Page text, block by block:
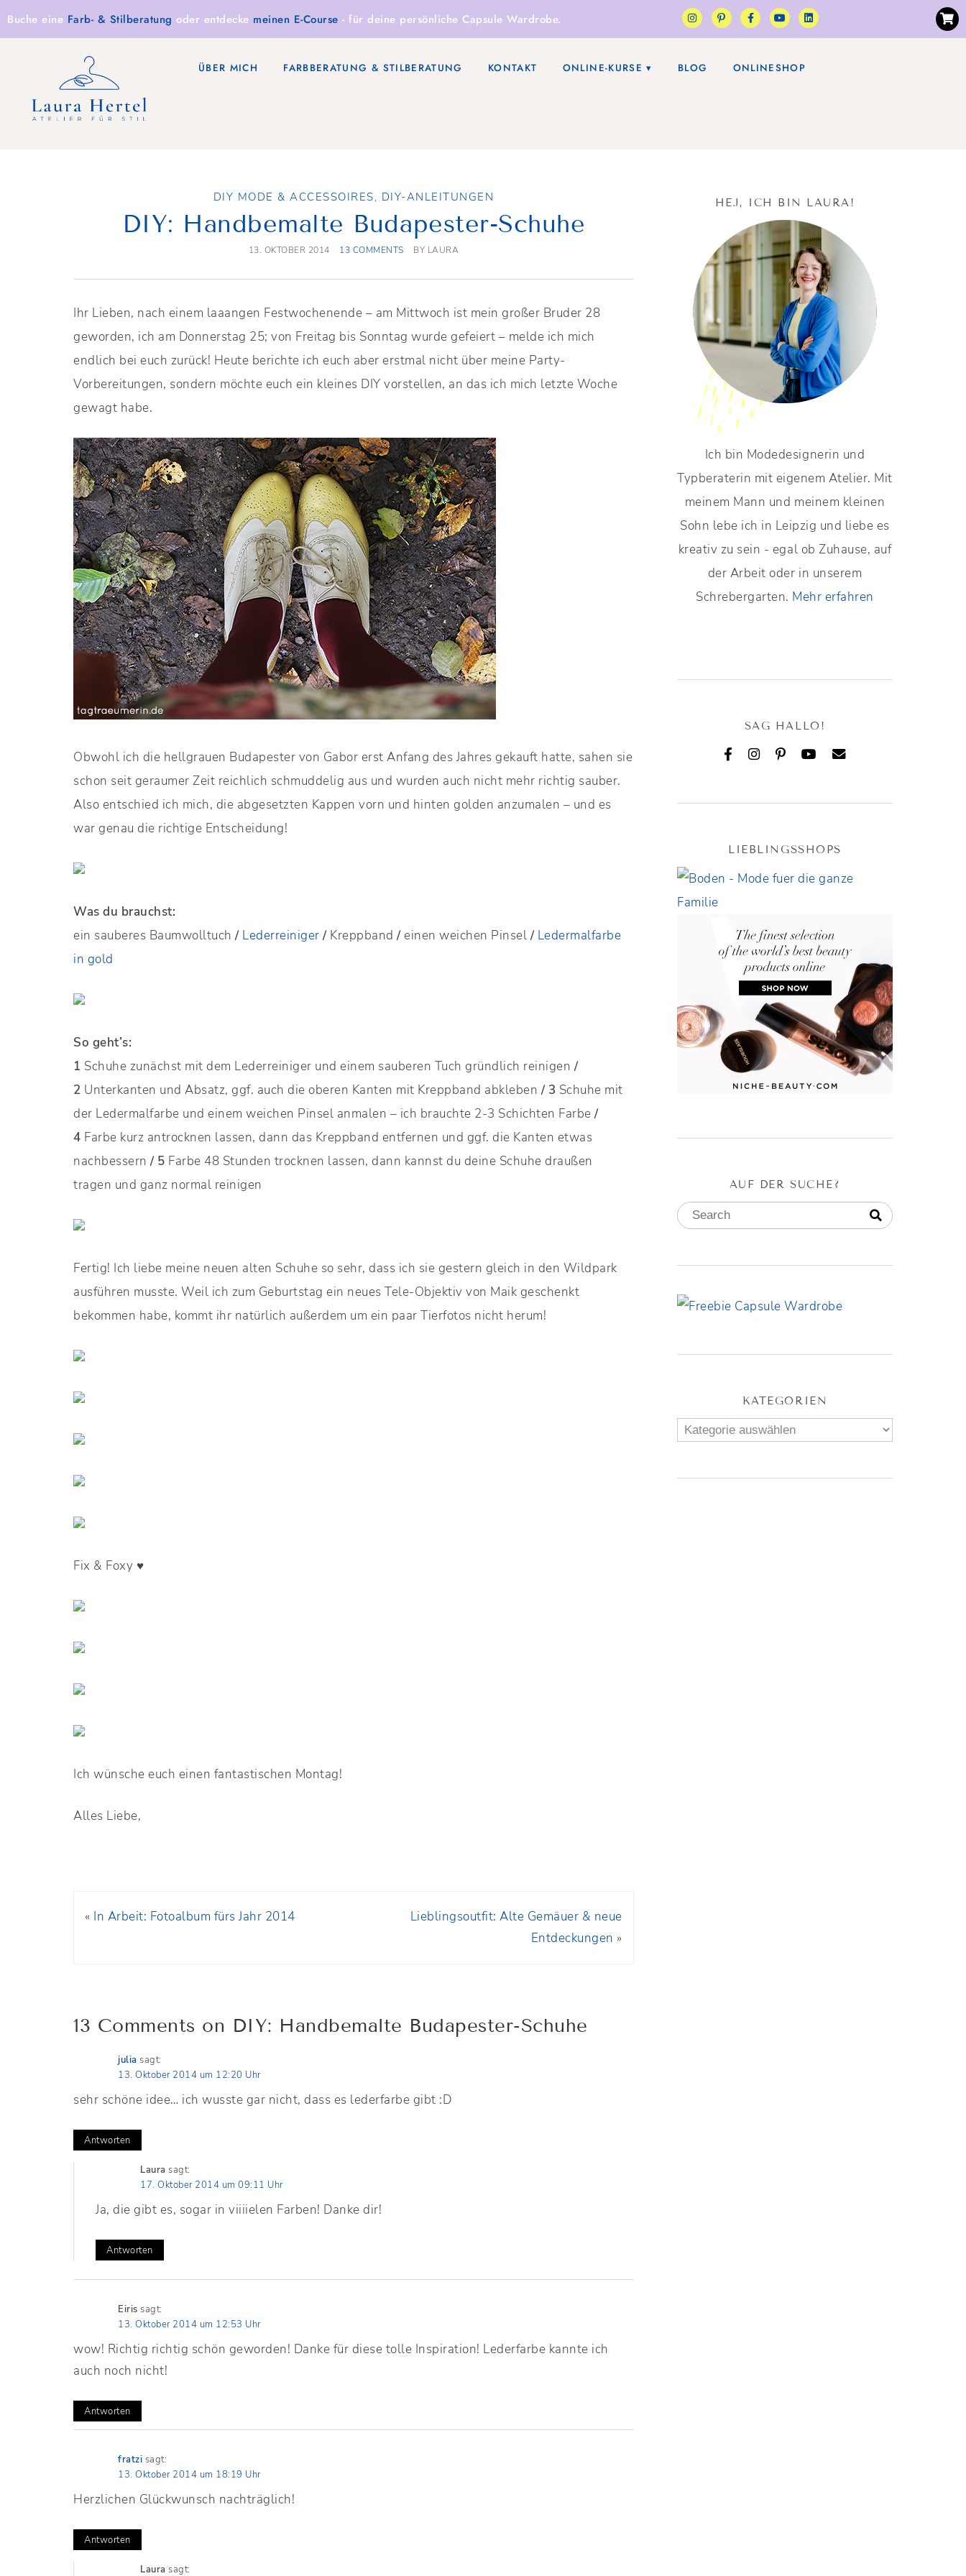
Buche eine Farb- & Stilberatung oder entdecke meinen E-Course - für deine persönliche Capsule Wardrobe.
ÜBER MICH FARBBERATUNG & STILBERATUNG KONTAKT ONLINE-KURSE BLOG ONLINESHOP
DIY MODE & ACCESSOIRES, DIY-ANLEITUNGEN
DIY: Handbemalte Budapester-Schuhe
13. OKTOBER 2014 13 COMMENTS BY LAURA
Ihr Lieben, nach einem laaangen Festwochenende – am Mittwoch ist mein großer Bruder 28
geworden, ich am Donnerstag 25; von Freitag bis Sonntag wurde gefeiert – melde ich mich
endlich bei euch zurück! Heute berichte ich euch aber erstmal nicht über meine Party-
Vorbereitungen, sondern möchte euch ein kleines DIY vorstellen, an das ich mich letzte Woche
gewagt habe.
Obwohl ich die hellgrauen Budapester von Gabor erst Anfang des Jahres gekauft hatte, sahen sie
schon seit geraumer Zeit reichlich schmuddelig aus und wurden auch nicht mehr richtig sauber.
Also entschied ich mich, die abgesetzten Kappen vorn und hinten golden anzumalen – und es
war genau die richtige Entscheidung!
Was du brauchst:
ein sauberes Baumwolltuch/ Lederreiniger /Kreppband/einen weichen Pinsel/ Ledermalfarbe
in gold
So geht’s:
1 Schuhe zunächst mit dem Lederreiniger und einem sauberen Tuch gründlich reinigen/
2 Unterkanten und Absatz, ggf. auch die oberen Kanten mit Kreppband abkleben/ 3 Schuhe mit
der Ledermalfarbe und einem weichen Pinsel anmalen – ich brauchte 2-3 Schichten Farbe/
4 Farbe kurz antrocknen lassen, dann das Kreppband entfernen und ggf. die Kanten etwas
nachbessern/ 5 Farbe 48 Stunden trocknen lassen, dann kannst du deine Schuhe draußen
tragen und ganz normal reinigen
Fertig! Ich liebe meine neuen alten Schuhe so sehr, dass ich sie gestern gleich in den Wildpark
ausführen musste. Weil ich zum Geburtstag ein neues Tele-Objektiv von Maik geschenkt
bekommen habe, kommt ihr natürlich außerdem um ein paar Tierfotos nicht herum!
Fix & Foxy ♥
Ich wünsche euch einen fantastischen Montag!
Alles Liebe,
« In Arbeit: Fotoalbum fürs Jahr 2014
Lieblingsoutfit: Alte Gemäuer & neue
Entdeckungen »
13 Comments on DIY: Handbemalte Budapester-Schuhe
julia sagt:
13. Oktober 2014 um 12:20 Uhr
sehr schöne idee… ich wusste gar nicht, dass es lederfarbe gibt :D
Antworten
Laura sagt:
17. Oktober 2014 um 09:11 Uhr
Ja, die gibt es, sogar in viiiielen Farben! Danke dir!
Antworten
Eiris sagt:
13. Oktober 2014 um 12:53 Uhr
wow! Richtig richtig schön geworden! Danke für diese tolle Inspiration! Lederfarbe kannte ich
auch noch nicht!
Antworten
fratzi sagt:
13. Oktober 2014 um 18:19 Uhr
Herzlichen Glückwunsch nachträglich!
Antworten
Laura sagt:
HEJ, ICH BIN LAURA!
Ich bin Modedesignerin und
Typberaterin mit eigenem Atelier. Mit
meinem Mann und meinem kleinen
Sohn lebe ich in Leipzig und liebe es
kreativ zu sein - egal ob Zuhause, auf
der Arbeit oder in unserem
Schrebergarten. Mehr erfahren
SAG HALLO!
LIEBLINGSSHOPS
AUF DER SUCHE?
KATEGORIEN